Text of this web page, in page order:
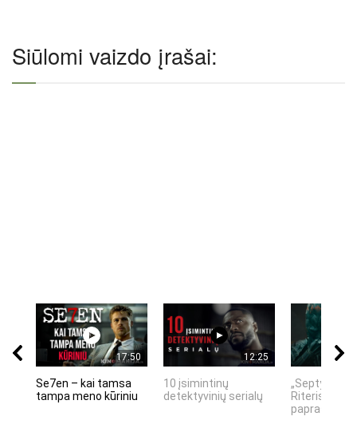
Siūlomi vaizdo įrašai:
17:50
Se7en – kai tamsa
tampa meno kūriniu
12:25
10 įsimintinų
detektyvinių serialų
„Septynių
Riteris" – kai